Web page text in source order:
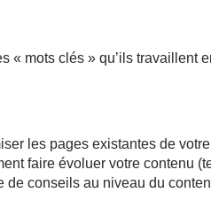
mots clés » qu’ils
les pages existantes de
faire évoluer votre contenu
conseils au niveau du